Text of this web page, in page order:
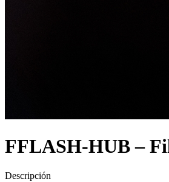
FFLASH-HUB –
Descripción